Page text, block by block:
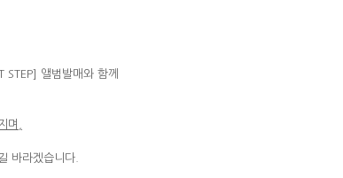
앨범발매와 함께
며
바라겠습니다.